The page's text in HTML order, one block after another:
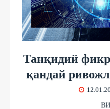
Танқидий
қандай